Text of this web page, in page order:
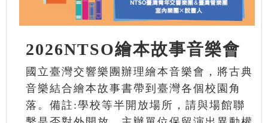
2026NTSO繪本故事音樂會
國立臺灣交響樂團辦理繪本音樂會，將古典
音樂結合繪本故事書帶到臺灣各個校園角
落。備註:學校等半開放場所，請與場館聯